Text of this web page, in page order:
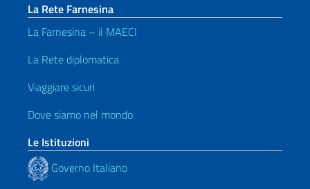
La Rete Farnesina
La Farnesina – il MAECI
La Rete diplomatica
Viaggiare sicuri
Dove siamo nel mondo
Le Istituzioni
Governo Italiano